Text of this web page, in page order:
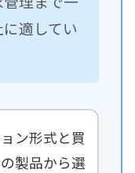
適してい
ン形式と買
製品から選